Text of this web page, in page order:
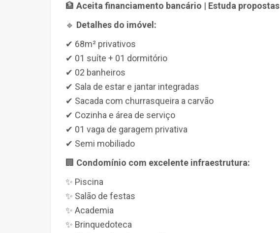
🏦 Aceita financiamento bancário | Estuda propostas
🔹 Detalhes do imóvel:
✔ 68m² privativos
✔ 01 suíte + 01 dormitório
✔ 02 banheiros
✔ Sala de estar e jantar integradas
✔ Sacada com churrasqueira a carvão
✔ Cozinha e área de serviço
✔ 01 vaga de garagem privativa
✔ Semi mobiliado
🏢 Condomínio com excelente infraestrutura:
✨ Piscina
✨ Salão de festas
✨ Academia
✨ Brinquedoteca